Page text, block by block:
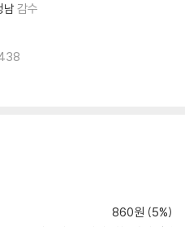
남감수
860원 (5%)